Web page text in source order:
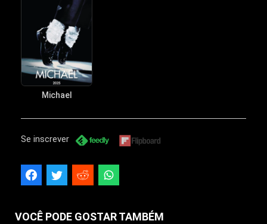
Michael
Se inscrever
VOCÊ PODE GOSTAR TAMBÉM